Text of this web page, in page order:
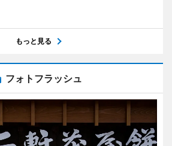
もっと見る
フォトフラッシュ